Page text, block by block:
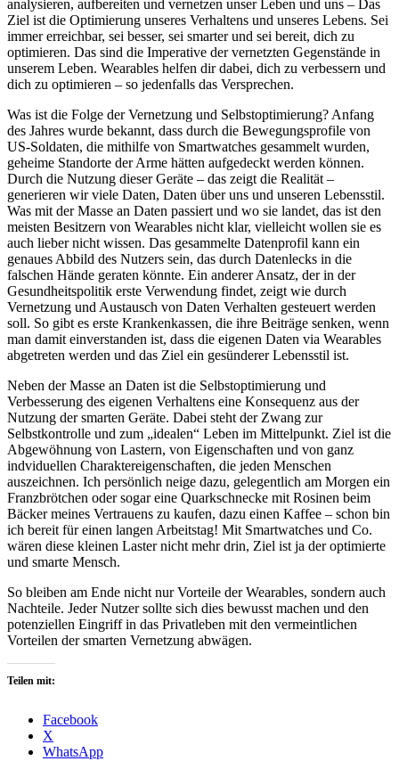
analysieren, aufbereiten und vernetzen unser Leben und uns – Das
Ziel ist die Optimierung unseres Verhaltens und unseres Lebens. Sei
immer erreichbar, sei besser, sei smarter und sei bereit, dich zu
optimieren. Das sind die Imperative der vernetzten Gegenstände in
unserem Leben. Wearables helfen dir dabei, dich zu verbessern und
dich zu optimieren – so jedenfalls das Versprechen.
Was ist die Folge der Vernetzung und Selbstoptimierung? Anfang
des Jahres wurde bekannt, dass durch die Bewegungsprofile von
US-Soldaten, die mithilfe von Smartwatches gesammelt wurden,
geheime Standorte der Arme hätten aufgedeckt werden können.
Durch die Nutzung dieser Geräte – das zeigt die Realität –
generieren wir viele Daten, Daten über uns und unseren Lebensstil.
Was mit der Masse an Daten passiert und wo sie landet, das ist den
meisten Besitzern von Wearables nicht klar, vielleicht wollen sie es
auch lieber nicht wissen. Das gesammelte Datenprofil kann ein
genaues Abbild des Nutzers sein, das durch Datenlecks in die
falschen Hände geraten könnte. Ein anderer Ansatz, der in der
Gesundheitspolitik erste Verwendung findet, zeigt wie durch
Vernetzung und Austausch von Daten Verhalten gesteuert werden
soll. So gibt es erste Krankenkassen, die ihre Beiträge senken, wenn
man damit einverstanden ist, dass die eigenen Daten via Wearables
abgetreten werden und das Ziel ein gesünderer Lebensstil ist.
Neben der Masse an Daten ist die Selbstoptimierung und
Verbesserung des eigenen Verhaltens eine Konsequenz aus der
Nutzung der smarten Geräte. Dabei steht der Zwang zur
Selbstkontrolle und zum „idealen“ Leben im Mittelpunkt. Ziel ist die
Abgewöhnung von Lastern, von Eigenschaften und von ganz
indviduellen Charaktereigenschaften, die jeden Menschen
auszeichnen. Ich persönlich neige dazu, gelegentlich am Morgen ein
Franzbrötchen oder sogar eine Quarkschnecke mit Rosinen beim
Bäcker meines Vertrauens zu kaufen, dazu einen Kaffee – schon bin
ich bereit für einen langen Arbeitstag! Mit Smartwatches und Co.
wären diese kleinen Laster nicht mehr drin, Ziel ist ja der optimierte
und smarte Mensch.
So bleiben am Ende nicht nur Vorteile der Wearables, sondern auch
Nachteile. Jeder Nutzer sollte sich dies bewusst machen und den
potenziellen Eingriff in das Privatleben mit den vermeintlichen
Vorteilen der smarten Vernetzung abwägen.
Teilen mit:
Facebook
X
WhatsApp